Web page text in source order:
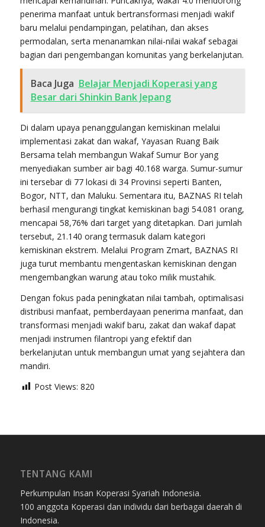
penerima manfaat untuk bertransformasi menjadi wakif
baru melalui pendampingan, pelatihan, dan akses
permodalan, serta menanamkan nilai-nilai wakaf sebagai
bagian dari pengembangan komunitas yang berkelanjutan.
Baca Juga Belajar Menjadi Koperasi yang
Besar dari Shinkin Bank Jepang
Di dalam upaya penanggulangan kemiskinan melalui
implementasi zakat dan wakaf, Yayasan Ruang Baik
Bersama telah membangun Wakaf Sumur Bor yang
menyediakan sumber air bagi 40.168 warga. Sumur-sumur
ini tersebar di 77 lokasi di 34 Provinsi seperti Banten,
Bogor, NTT, dan Maluku. Sementara itu, BAZNAS RI telah
berhasil mengurangi tingkat kemiskinan bagi 54.081 orang,
mencapai 58,76% dari target yang ditetapkan. Dari jumlah
tersebut, 21.140 orang termasuk dalam kategori
kemiskinan ekstrem. Melalui Program Zmart, BAZNAS RI
juga turut membantu mengentaskan kemiskinan dengan
mengembangkan warung atau toko milik mustahik.
Dengan fokus pada peningkatan nilai tambah, optimalisasi
distribusi manfaat, pemberdayaan penerima manfaat, dan
transformasi menjadi wakif baru, zakat dan wakaf dapat
menjadi instrumen filantropi yang efektif dan
berkelanjutan untuk membangun umat yang sejahtera dan
mandiri.
Post Views: 820
TENTANG KAMI
Perkumpulan Insan Koperasi Syariah Indonesia.
100 anggota Koperasi dan individu dari berbagai daerah di
Indonesia.